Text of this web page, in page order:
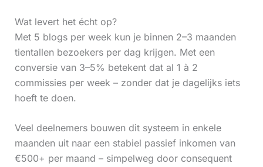
Wat levert het écht op?
Met 5 blogs per week kun je binnen 2–3 maanden
tientallen bezoekers per dag krijgen. Met een
conversie van 3–5% betekent dat al 1 à 2
commissies per week – zonder dat je dagelijks iets
hoeft te doen.
Veel deelnemers bouwen dit systeem in enkele
maanden uit naar een stabiel passief inkomen van
€500+ per maand – simpelweg door consequent